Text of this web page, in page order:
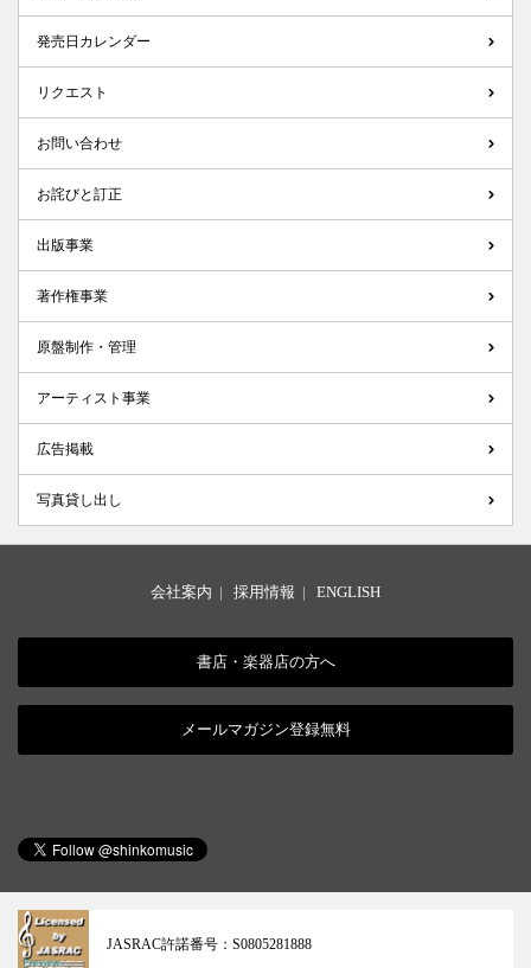
発売日カレンダー
リクエスト
お問い合わせ
お詫びと訂正
出版事業
著作権事業
原盤制作・管理
アーティスト事業
広告掲載
写真貸し出し
会社案内 | 採用情報 | ENGLISH
書店・楽器店の方へ
メールマガジン登録無料
JASRAC許諾番号： S0805281888